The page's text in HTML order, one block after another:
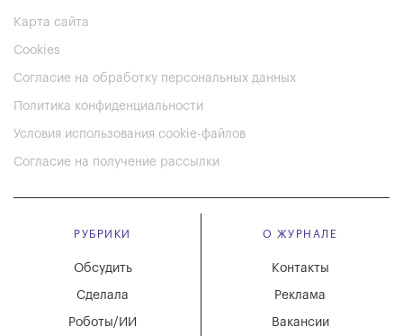
Карта сайта
Cookies
Согласие на обработку персональных данных
Политика конфиденциальности
Условия использования cookie-файлов
Согласие на получение рассылки
РУБРИКИ
Обсудить
Сделала
Роботы/ИИ
О ЖУРНАЛЕ
Вакансии
Реклама
Контакты